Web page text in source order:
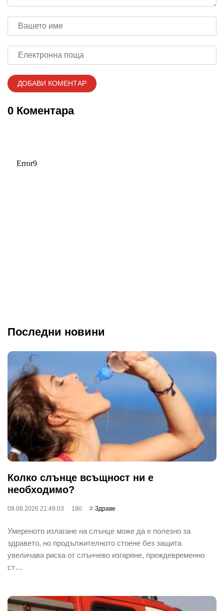
0 Коментара
Последни новини
Колко слънце всъщност ни е
необходимо?
09.08.2026 21:49:03 180 Здраве
Умереното излагане на слънце може да е полезно за
здравето, но продължителното стоене без защита
увеличава риска от слънчево изгаряне, преждевременно
ст…